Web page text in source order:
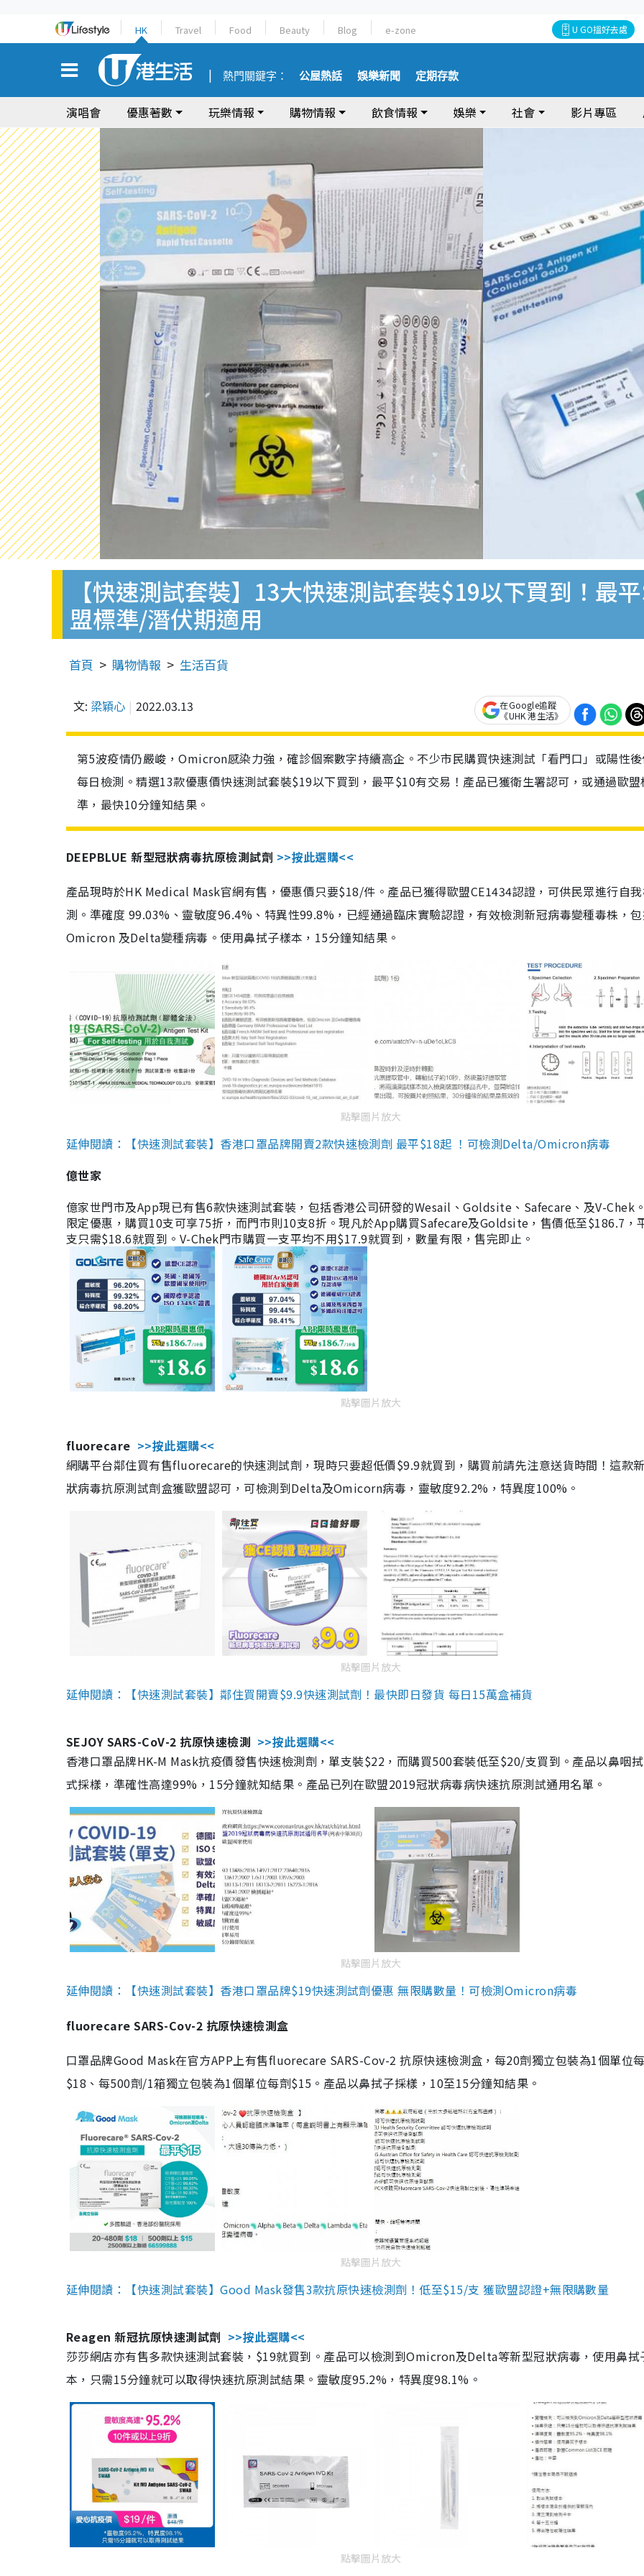
HK Travel Food Beauty Blog e-zone U GO搵好去處
熱門關鍵字： 公屋熱話 娛樂新聞 定期存款
演唱會 優惠著數 玩樂情報 購物情報 飲食情報 娛樂 社會 影片專區
【快速測試套裝】13大快速測試套裝$19以下買到！最
盟標準/潛伏期適用
首頁 購物情報 生活百貨
文: 梁穎心 2022.03.13
在Google追蹤
《UHK 港生活》
第5波疫情仍嚴峻，Omicron感染力強，確診個案數字持續高企。不少市民購買快速測試「看門口」或陽性
每日檢測。精選13款優惠價快速測試套裝$19以下買到，最平$10有交易！產品已獲衛生署認可，或通過歐盟
準，最快10分鐘知結果。
DEEPBLUE 新型冠狀病毒抗原檢測試劑 >>按此選購<<
產品現時於HK Medical Mask官網有售，優惠價只要$18/件。產品已獲得歐盟CE1434認證，可供民眾進行自
測。準確度 99.03%、靈敏度96.4%、特異性99.8%，已經通過臨床實驗認證，有效檢測新冠病毒變種毒株，
Omicron 及Delta變種病毒。使用鼻拭子樣本，15分鐘知結果。
點擊圖片放大
延伸閱讀：【快速測試套裝】香港口罩品牌開賣2款快速檢測劑 最平$18起 ！可檢測Delta/Omicron病毒
億世家
億家世門市及App現已有售6款快速測試套裝，包括香港公司研發的Wesail、Goldsite、Safecare、及V-Chek
限定優惠，購買10支可享75折，而門市則10支8折。現凡於App購買Safecare及Goldsite，售價低至$186.7，
支只需$18.6就買到。V-Chek門市購買一支平均不用$17.9就買到，數量有限，售完即止。
點擊圖片放大
fluorecare >>按此選購<<
網購平台鄰住買有售fluorecare的快速測試劑，現時只要超低價$9.9就買到，購買前請先注意送貨時間！這款
狀病毒抗原測試劑盒獲歐盟認可，可檢測到Delta及Omicorn病毒，靈敏度92.2%，特異度100%。
點擊圖片放大
延伸閱讀：【快速測試套裝】鄰住買開賣$9.9快速測試劑！最快即日發貨 每日15萬盒補貨
SEJOY SARS-CoV-2 抗原快速檢測 >>按此選購<<
香港口罩品牌HK-M Mask抗疫價發售快速檢測劑，單支裝$22，而購買500套裝低至$20/支買到。產品以鼻咽
式採樣，準確性高達99%，15分鐘就知結果。產品已列在歐盟2019冠狀病毒病快速抗原測試通用名單。
點擊圖片放大
延伸閱讀：【快速測試套裝】香港口罩品牌$19快速測試劑優惠 無限購數量！可檢測Omicron病毒
fluorecare SARS-Cov-2 抗原快速檢測盒
口罩品牌Good Mask在官方APP上有售fluorecare SARS-Cov-2 抗原快速檢測盒，每20劑獨立包裝為1個單位
$18、每500劑/1箱獨立包裝為1個單位每劑$15。產品以鼻拭子採樣，10至15分鐘知結果。
點擊圖片放大
延伸閱讀：【快速測試套裝】Good Mask發售3款抗原快速檢測劑！低至$15/支 獲歐盟認證+無限購數量
Reagen 新冠抗原快速測試劑 >>按此選購<<
莎莎網店亦有售多款快速測試套裝，$19就買到。產品可以檢測到Omicron及Delta等新型冠狀病毒，使用鼻拭
本，只需15分鐘就可以取得快速抗原測試結果。靈敏度95.2%，特異度98.1%。
點擊圖片放大